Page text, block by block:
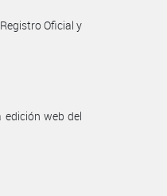
Oficial y
web del